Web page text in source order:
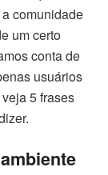
comunidade
um certo
conta de
usuários
5 frases